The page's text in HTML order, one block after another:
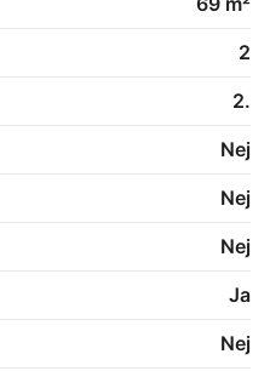
2
2.
Nej
Nej
Nej
Ja
Nej